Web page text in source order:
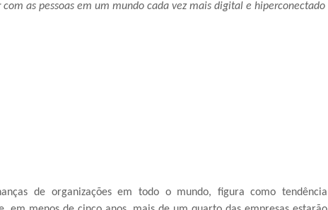
as pessoas em um mundo cada vez mais digital e hiperconectado
de organizações em todo o mundo, figura como tendência